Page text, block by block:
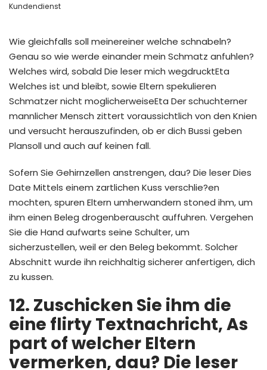
Kundendienst
Wie gleichfalls soll meinereiner welche schnabeln?
Genau so wie werde einander mein Schmatz anfuhlen?
Welches wird, sobald Die leser mich wegdrucktEta
Welches ist und bleibt, sowie Eltern spekulieren
Schmatzer nicht moglicherweiseEta Der schuchterner
mannlicher Mensch zittert voraussichtlich von den Knien
und versucht herauszufinden, ob er dich Bussi geben
Plansoll und auch auf keinen fall.
Sofern Sie Gehirnzellen anstrengen, dau? Die leser Dies
Date Mittels einem zartlichen Kuss verschlie?en
mochten, spuren Eltern umherwandern stoned ihm, um
ihm einen Beleg drogenberauscht auffuhren. Vergehen
Sie die Hand aufwarts seine Schulter, um
sicherzustellen, weil er den Beleg bekommt. Solcher
Abschnitt wurde ihn reichhaltig sicherer anfertigen, dich
zu kussen.
12. Zuschicken Sie ihm die
eine flirty Textnachricht, As
part of welcher Eltern
vermerken, dau? Die leser